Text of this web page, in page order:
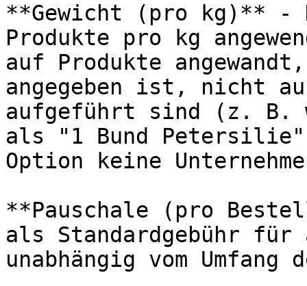
**Gewicht (pro kg)** -
Produkte pro kg
auf Produkte
angegeben ist, nicht
aufgeführt sind (z. B.
als "1 Bund
Option keine
**Pauschale (pro
als Standardgebühr
unabhängig vom